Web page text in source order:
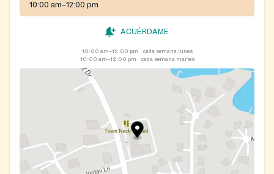
10:00 am–12:00 pm
ACUÉRDAME
10:00 am–12:00 pm
cada semana lunes
10:00 am–12:00 pm
cada semana martes